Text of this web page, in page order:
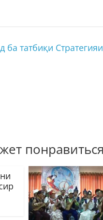
татбиқи
понравиться